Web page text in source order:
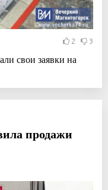
2 3
свои заявки на
продажи